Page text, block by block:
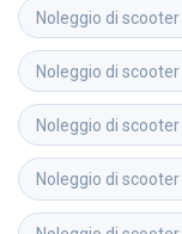
Noleggio di scooter
Noleggio di scooter
Noleggio di scooter
Noleggio di scooter